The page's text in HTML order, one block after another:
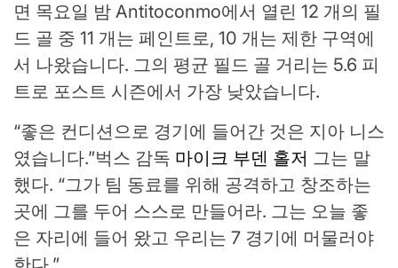
면 목요일 밤 Antitoconmo에서 열린 12 개의 필
드 골 중 11 개는 페인트로, 10 개는 제한 구역에
서 나왔습니다. 그의 평균 필드 골 거리는 5.6 피
트로 포스트 시즌에서 가장 낮았습니다.
“좋은 컨디션으로 경기에 들어간 것은 지아 니스
였습니다.”벅스 감독 마이크 부덴 홀저 그는 말
했다. “그가 팀 동료를 위해 공격하고 창조하는
곳에 그를 두어 스스로 만들어라. 그는 오늘 좋
은 자리에 들어 왔고 우리는 7 경기에 머물러야